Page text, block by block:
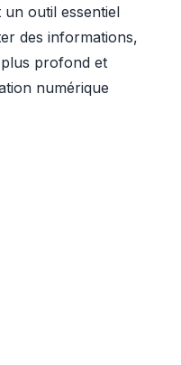
un outil essentiel
des informations,
profond et
numérique